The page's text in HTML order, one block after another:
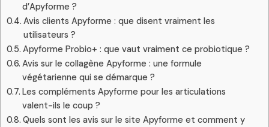
d’Apyforme ?
Avis clients Apyforme : que disent vraiment les
utilisateurs ?
Apyforme Probio+ : que vaut vraiment ce probiotique ?
Avis sur le collagène Apyforme : une formule
végétarienne qui se démarque ?
Les compléments Apyforme pour les articulations
valent-ils le coup ?
Quels sont les avis sur le site Apyforme et comment y